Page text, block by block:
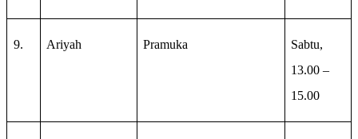
9. Ariyah Pramuka
Sabtu,
13.00 –
15.00